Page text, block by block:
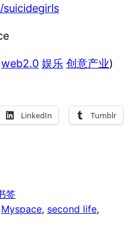
web2.0 娱乐 创意产业)
LinkedIn Tumblr
签
Myspace, second life